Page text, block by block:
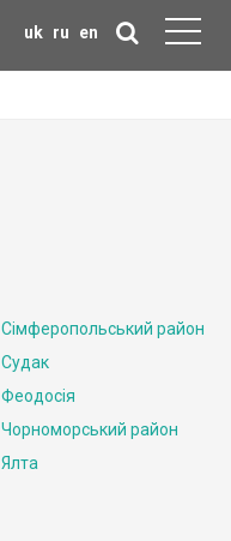
uk ru en
Сімферопольський район
Судак
Феодосія
Чорноморський район
Ялта